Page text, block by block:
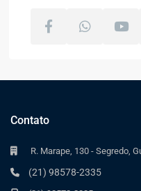
Contato
R. Marape, 130 - Segredo,
(21) 98578-2335